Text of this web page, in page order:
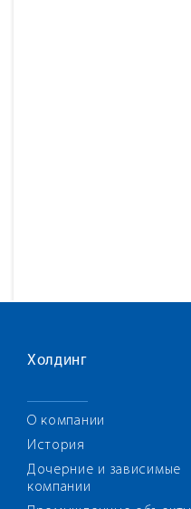
Холдинг
О компании
История
Дочерние и зависимые
компании